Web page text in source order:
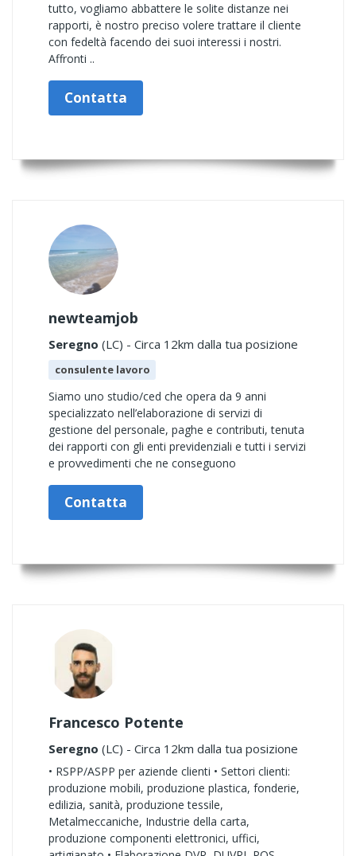
tutto, vogliamo abbattere le solite distanze nei
rapporti, è nostro preciso volere trattare il cliente
con fedeltà facendo dei suoi interessi i nostri.
Affronti ..
Contatta
newteamjob
Seregno (LC) - Circa 12km dalla tua posizione
consulente lavoro
Siamo uno studio/ced che opera da 9 anni
specializzato nell’elaborazione di servizi di
gestione del personale, paghe e contributi, tenuta
dei rapporti con gli enti previdenziali e tutti i servizi
e provvedimenti che ne conseguono
Contatta
Francesco Potente
Seregno (LC) - Circa 12km dalla tua posizione
• RSPP/ASPP per aziende clienti • Settori clienti:
produzione mobili, produzione plastica, fonderie,
edilizia, sanità, produzione tessile,
Metalmeccaniche, Industrie della carta,
produzione componenti elettronici, uffici,